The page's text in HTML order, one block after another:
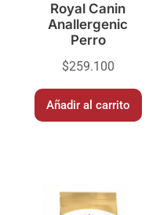
Royal Canin
Anallergenic
Perro
$259.100
Añadir al carrito